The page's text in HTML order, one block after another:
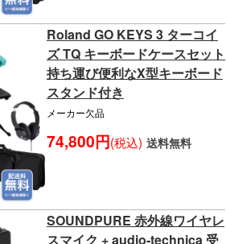
Roland GO KEYS 3 ターコイ
ズ TQ キーボードケースセット
持ち運び便利なX型キーボード
スタンド付き
メーカー欠品
74,800円(税込) 送料無料
SOUNDPURE 赤外線ワイヤレ
スマイク + audio-technica 受